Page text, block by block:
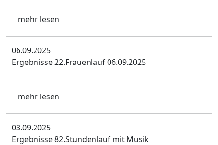
mehr lesen
06.09.2025
Ergebnisse 22.Frauenlauf 06.09.2025
mehr lesen
03.09.2025
Ergebnisse 82.Stundenlauf mit Musik